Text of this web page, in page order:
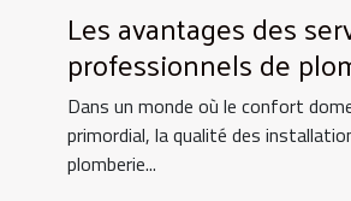
Les avantages des
professionnels de
pour votre foyer
Dans un monde où le confort
primordial, la qualité des
plomberie...